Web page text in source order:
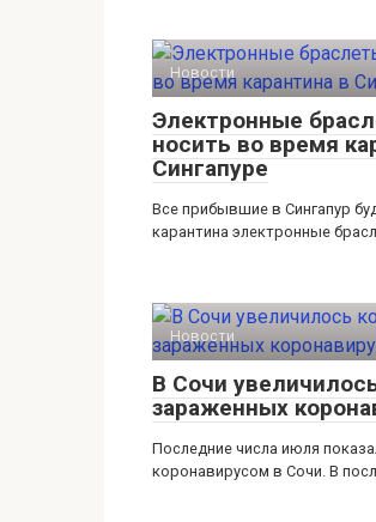
Новости
Электронные
носить во время
Сингапуре
Все прибывшие в Сингапур
карантина электронные
Новости
В Сочи
зараженных
Последние числа июля
коронавирусом в Сочи. В